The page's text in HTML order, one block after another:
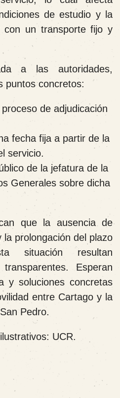
de estudio y la
con un transporte fijo y
a las autoridades,
puntos concretos:
de adjudicación
fecha fija a partir de la
servicio.
de la jefatura de la
Generales sobre dicha
que la ausencia de
la prolongación del plazo
situación resultan
Esperan
y soluciones concretas
entre Cartago y la
Pedro.
UCR.